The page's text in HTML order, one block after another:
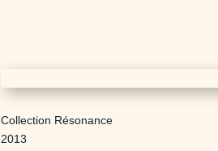
Collection Résonance
2013